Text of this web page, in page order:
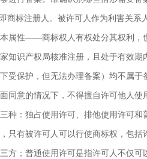
商标注册人。被许可人作为利害关
属性——商标权人有权处分其权利，
知识产权局核准注册，且处于有效
受保护，但无法办理备案）均不属
同意的情况下，不得擅自许可他人使
种：独占使用许可、排他使用许可
只有被许可人可以行使商标权，包
方；普通使用许可是指许可人不仅